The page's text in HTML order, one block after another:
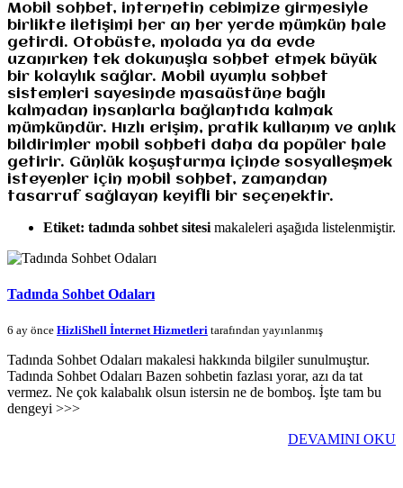
Mobil sohbet, internetin cebimize girmesiyle
birlikte iletişimi her an her yerde mümkün hale
getirdi. Otobüste, molada ya da evde
uzanırken tek dokunuşla sohbet etmek büyük
bir kolaylık sağlar. Mobil uyumlu sohbet
sistemleri sayesinde masaüstüne bağlı
kalmadan insanlarla bağlantıda kalmak
mümkündür. Hızlı erişim, pratik kullanım ve anlık
bildirimler mobil sohbeti daha da popüler hale
getirir. Günlük koşuşturma içinde sosyalleşmek
isteyenler için mobil sohbet, zamandan
tasarruf sağlayan keyifli bir seçenektir.
Etiket: tadında sohbet sitesi makaleleri aşağıda listelenmiştir.
Tadında Sohbet Odaları
6 ay önce HizliShell İnternet Hizmetleri tarafından yayınlanmış
Tadında Sohbet Odaları makalesi hakkında bilgiler sunulmuştur.
Tadında Sohbet Odaları Bazen sohbetin fazlası yorar, azı da tat
vermez. Ne çok kalabalık olsun istersin ne de bomboş. İşte tam bu
dengeyi >>>
DEVAMINI OKU